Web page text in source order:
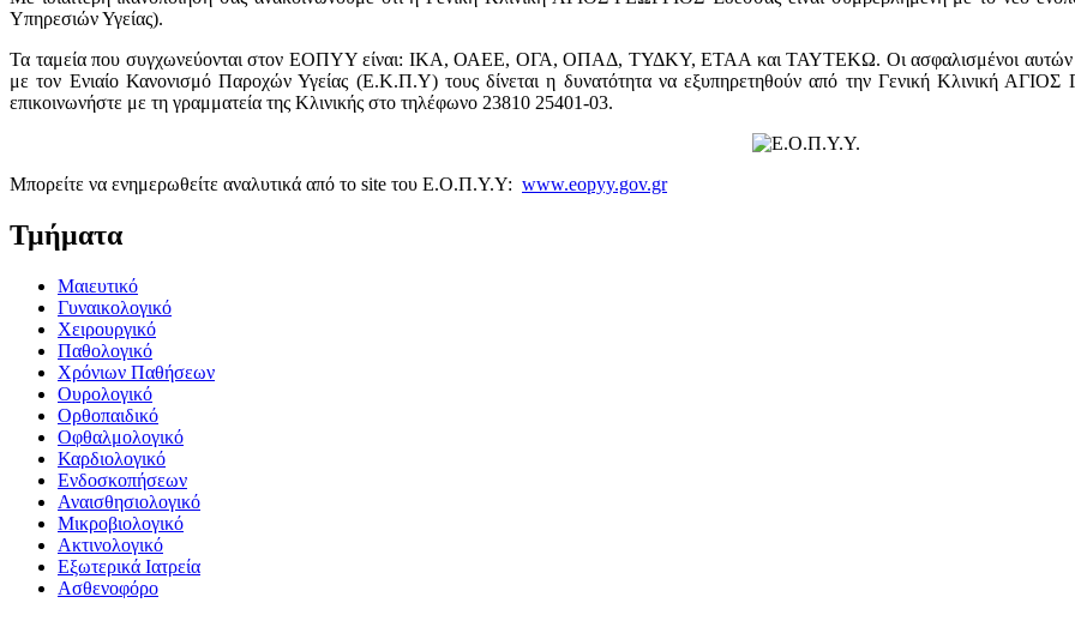
Υπηρεσιών Υγείας).
Τα ταμεία που συγχωνεύονται στον ΕΟΠΥΥ είναι: ΙΚΑ, ΟΑΕΕ, ΟΓΑ, ΟΠΑΔ, ΤΥΔΚΥ, ΕΤΑΑ και ΤΑΥΤΕΚΩ. Οι ασφαλισμένοι αυτών
με τον Ενιαίο Κανονισμό Παροχών Υγείας (Ε.Κ.Π.Υ) τους δίνεται η δυνατότητα να εξυπηρετηθούν από την Γενική Κλινική
επικοινωνήστε με τη γραμματεία της Κλινικής στο τηλέφωνο 23810 25401-03.
Μπορείτε να ενημερωθείτε αναλυτικά από το site του Ε.Ο.Π.Υ.Υ: www.eopyy.gov.gr
Τμήματα
Μαιευτικό
Γυναικολογικό
Χειρουργικό
Παθολογικό
Χρόνιων Παθήσεων
Ουρολογικό
Ορθοπαιδικό
Οφθαλμολογικό
Καρδιολογικό
Ενδοσκοπήσεων
Αναισθησιολογικό
Μικροβιολογικό
Ακτινολογικό
Εξωτερικά Ιατρεία
Ασθενοφόρο